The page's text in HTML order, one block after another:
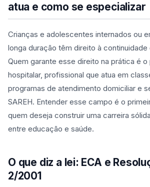
atua e como se especializar
Crianças e adolescentes internados ou
longa duração têm direito à
Quem garante esse direito na prática é
hospitalar, profissional que atua em
programas de atendimento domiciliar e
SAREH. Entender esse campo é o
quem deseja construir uma carreira
entre educação e saúde.
O que diz a lei: ECA e
2/2001